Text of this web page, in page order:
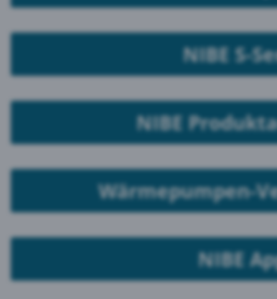
NIBE S-
NIBE
Wärmepumpen-
NIBE